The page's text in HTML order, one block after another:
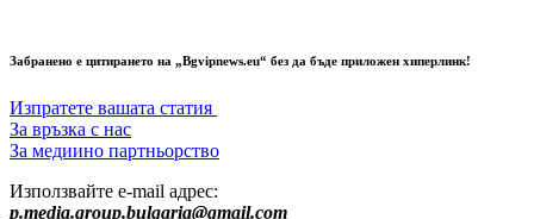
Забранено е цитирането на „Bgvipnews.eu“ без да бъде приложен хиперлинк!
Изпратете вашата статия
За връзка с нас
За медиино партньорство
Използвайте e-mail адрес:
p.media.group.bulgaria@gmail.com